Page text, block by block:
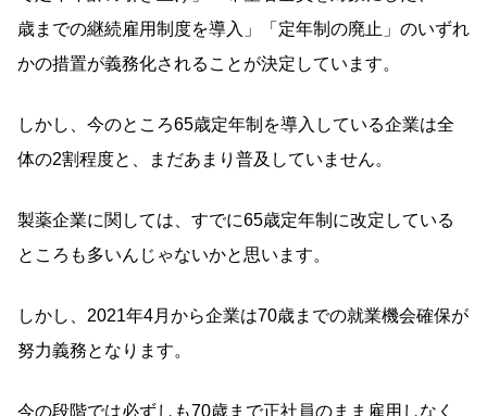
歳までの継続雇用制度を導入」「定年制の廃止」のいずれ
かの措置が義務化されることが決定しています。
しかし、今のところ65歳定年制を導入している企業は全
体の2割程度と、まだあまり普及していません。
製薬企業に関しては、すでに65歳定年制に改定している
ところも多いんじゃないかと思います。
しかし、2021年4月から企業は70歳までの就業機会確保が
努力義務となります。
今の段階では必ずしも70歳まで正社員のまま雇用しなく